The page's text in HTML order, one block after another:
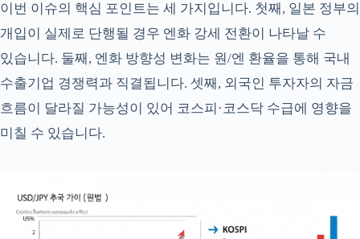
이번 이슈의 핵심 포인트는 세 가지입니다. 첫째, 일본 정부의
개입이 실제로 단행될 경우 엔화 강세 전환이 나타날 수
있습니다. 둘째, 엔화 방향성 변화는 원/엔 환율을 통해 국내
수출기업 경쟁력과 직결됩니다. 셋째, 외국인 투자자의 자금
흐름이 달라질 가능성이 있어 코스피·코스닥 수급에 영향을
미칠 수 있습니다.